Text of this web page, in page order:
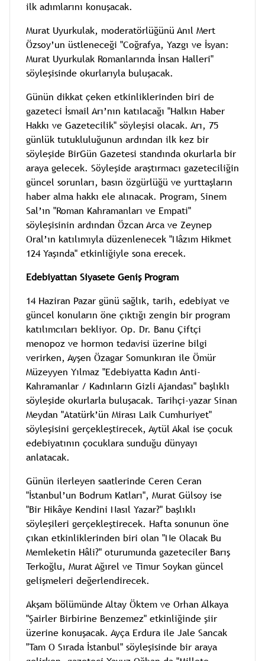
ilk adımlarını konuşacak.
Murat Uyurkulak, moderatörlüğünü Anıl Mert
Özsoy’un üstleneceği "Coğrafya, Yazgı ve İsyan:
Murat Uyurkulak Romanlarında İnsan Halleri"
söyleşisinde okurlarıyla buluşacak.
Günün dikkat çeken etkinliklerinden biri de
gazeteci İsmail Arı’nın katılacağı "Halkın Haber
Hakkı ve Gazetecilik" söyleşisi olacak. Arı, 75
günlük tutukluluğunun ardından ilk kez bir
söyleşide BirGün Gazetesi standında okurlarla bir
araya gelecek. Söyleşide araştırmacı gazeteciliğin
güncel sorunları, basın özgürlüğü ve yurttaşların
haber alma hakkı ele alınacak. Program, Sinem
Sal’ın "Roman Kahramanları ve Empati"
söyleşisinin ardından Özcan Arca ve Zeynep
Oral’ın katılımıyla düzenlenecek "Nâzım Hikmet
124 Yaşında" etkinliğiyle sona erecek.
Edebiyattan Siyasete Geniş Program
14 Haziran Pazar günü sağlık, tarih, edebiyat ve
güncel konuların öne çıktığı zengin bir program
katılımcıları bekliyor. Op. Dr. Banu Çiftçi
menopoz ve hormon tedavisi üzerine bilgi
verirken, Ayşen Özagar Somunkıran ile Ömür
Müzeyyen Yılmaz "Edebiyatta Kadın Anti-
Kahramanlar / Kadınların Gizli Ajandası" başlıklı
söyleşide okurlarla buluşacak. Tarihçi-yazar Sinan
Meydan "Atatürk’ün Mirası Laik Cumhuriyet"
söyleşisini gerçekleştirecek, Aytül Akal ise çocuk
edebiyatının çocuklara sunduğu dünyayı
anlatacak.
Günün ilerleyen saatlerinde Ceren Ceran
"İstanbul’un Bodrum Katları", Murat Gülsoy ise
"Bir Hikâye Kendini Nasıl Yazar?" başlıklı
söyleşileri gerçekleştirecek. Hafta sonunun öne
çıkan etkinliklerinden biri olan "Ne Olacak Bu
Memleketin Hâli?" oturumunda gazeteciler Barış
Terkoğlu, Murat Ağırel ve Timur Soykan güncel
gelişmeleri değerlendirecek.
Akşam bölümünde Altay Öktem ve Orhan Alkaya
"Şairler Birbirine Benzemez" etkinliğinde şiir
üzerine konuşacak. Ayça Erdura ile Jale Sancak
"Tam O Sırada İstanbul" söyleşisinde bir araya